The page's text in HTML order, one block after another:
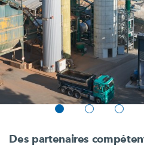
Des partenaires